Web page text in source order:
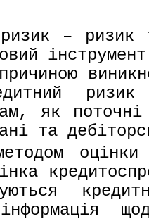
ризик –
ризик
як
та